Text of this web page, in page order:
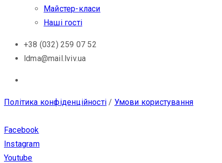
Майстер-класи
Наші гості
+38 (032) 259 07 52
ldma@mail.lviv.ua
Політика конфіденційності / Умови користування
Facebook
Instagram
Youtube